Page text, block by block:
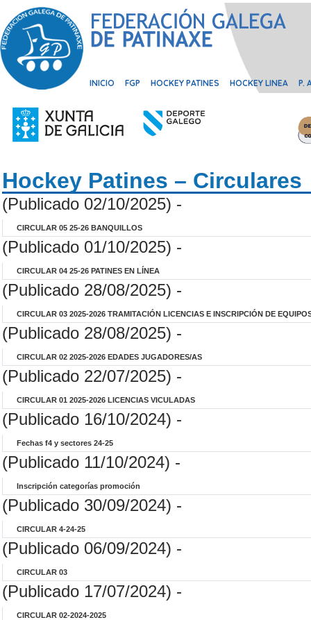
INICIO FGP HOCKEY PATINES HOCKEY LINEA P.
Hockey Patines – Circulares
(Publicado 02/10/2025) -
CIRCULAR 05 25-26 BANQUILLOS
(Publicado 01/10/2025) -
CIRCULAR 04 25-26 PATINES EN LÍNEA
(Publicado 28/08/2025) -
CIRCULAR 03 2025-2026 TRAMITACIÓN LICENCIAS E INSCRIPCIÓN DE
(Publicado 28/08/2025) -
CIRCULAR 02 2025-2026 EDADES JUGADORES/AS
(Publicado 22/07/2025) -
CIRCULAR 01 2025-2026 LICENCIAS VICULADAS
(Publicado 16/10/2024) -
Fechas f4 y sectores 24-25
(Publicado 11/10/2024) -
Inscripción categorías promoción
(Publicado 30/09/2024) -
CIRCULAR 4-24-25
(Publicado 06/09/2024) -
CIRCULAR 03
(Publicado 17/07/2024) -
CIRCULAR 02-2024-2025